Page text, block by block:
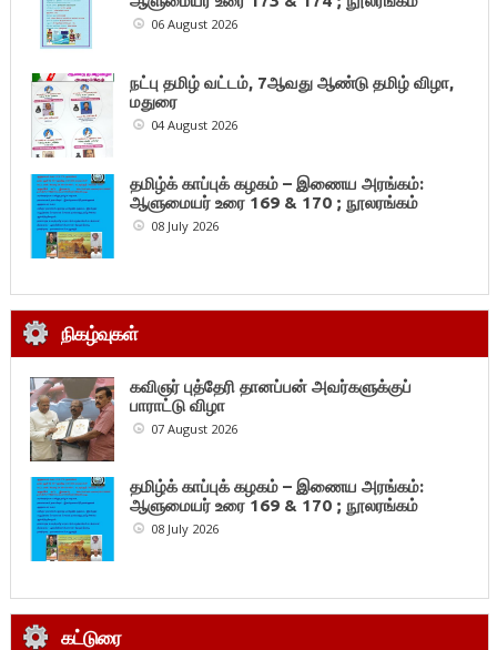
06 August 2026
நட்பு தமிழ் வட்டம், 7ஆவது ஆண்டு தமிழ் விழா,
மதுரை
04 August 2026
தமிழ்க் காப்புக் கழகம் – இணைய அரங்கம்:
ஆளுமையர் உரை 169 & 170 ; நூலரங்கம்
08 July 2026
நிகழ்வுகள்
கவிஞர் புத்தேரி தானப்பன் அவர்களுக்குப்
பாராட்டு விழா
07 August 2026
தமிழ்க் காப்புக் கழகம் – இணைய அரங்கம்:
ஆளுமையர் உரை 169 & 170 ; நூலரங்கம்
08 July 2026
கட்டுரை